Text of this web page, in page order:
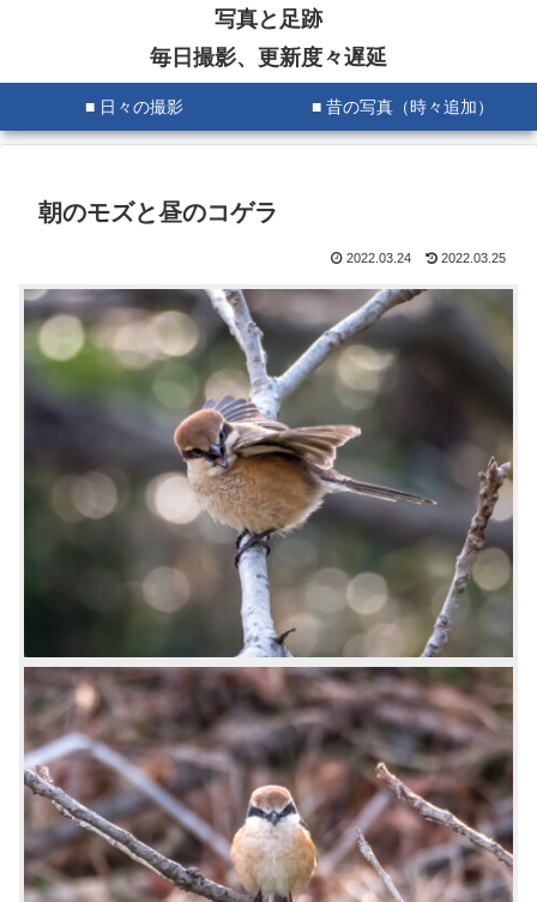
写真と足跡
毎日撮影、更新度々遅延
■ 日々の撮影 ■ 昔の写真（時々追加）
朝のモズと昼のコゲラ
2022.03.24 2022.03.25